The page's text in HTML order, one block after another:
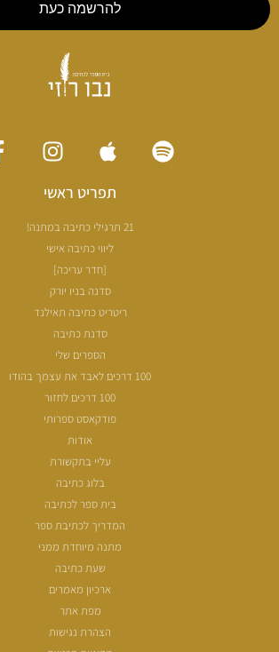
להרשמה כעת
תפריט ראשי
21 תרגילי כתיבה במתנה!
ליווי כתיבה אישי
[חדר עריכה]
סדנה בניו יורק
ריטריט כתיבה תאילנד
סדנת כתיבה
הספרים שלי
100 דרכים לאבד את עצמך בהודו
100 דרכים לחזור
פודקאסט ספרותי
אודות
עליי בתקשורת
בלוג כתיבה
בית ספר לכתיבה
המדריך לכתיבת ספר
מתנה מיוחדת ממני
שעת כתיבה
ארכיון מאמרים
מפת אתר
הצהרת נגישות